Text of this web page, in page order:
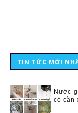
TIN TỨC MỚI
Nước
có cần